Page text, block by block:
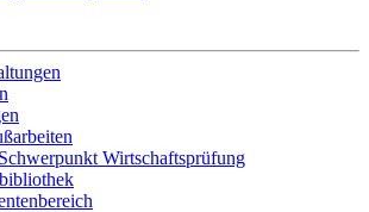
Wirtschaftsprüfung